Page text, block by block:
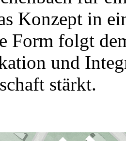
Konzept in
Form folgt
und
stärkt.